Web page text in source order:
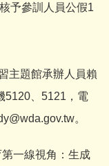
予參訓人員公假1
主題館承辦人員賴
5120、5121，電
。
一線視角：生成